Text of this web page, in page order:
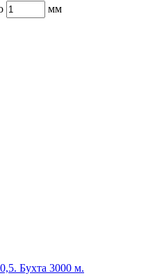
мм
Бухта 3000 м.